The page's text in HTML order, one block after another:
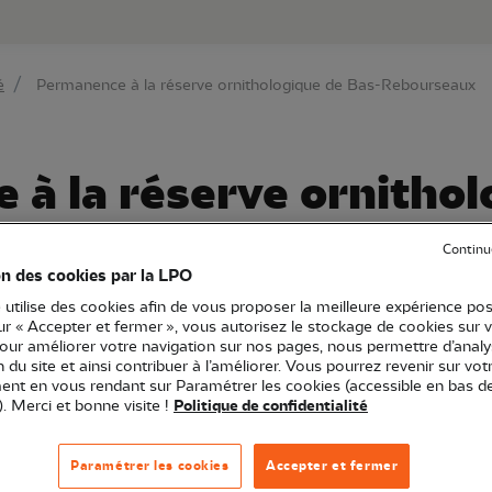
Aller à la
Permanence à la réserve ornithologique de Bas-Rebourseaux
à la réserve
LPO Bourgogne-Franche-Comté Permanence Point
ont été recensées sur cette réserve gérée par la LPO
à proximité du parking vous permettront
des cookies par la LPO
utilise des cookies afin de vous proposer la meilleure expérience
« Accepter et fermer », vous autorisez le stockage de cookies sur
améliorer votre navigation sur nos pages, nous permettre
du site et ainsi contribuer à l’améliorer. Vous pourrez revenir sur
en vous rendant sur Paramétrer les cookies (accessible en bas
Merci et bonne visite ! Politique de confidentialité
Accepter et fermer
Paramétrer les cookies